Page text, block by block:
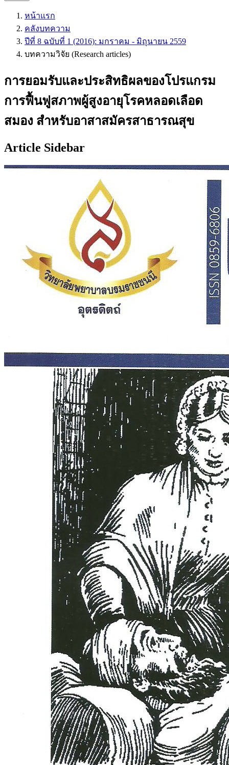
หน้าแรก
คลังบทความ
ปีที่ 8 ฉบับที่ 1 (2016): มกราคม - มิถุนายน 2559
บทความวิจัย (Research articles)
การยอมรับและประสิทธิผลของโปรแกรม
การฟื้นฟูสภาพผู้สูงอายุโรคหลอดเลือด
สมอง สำหรับอาสาสมัครสาธารณสุข
Article Sidebar